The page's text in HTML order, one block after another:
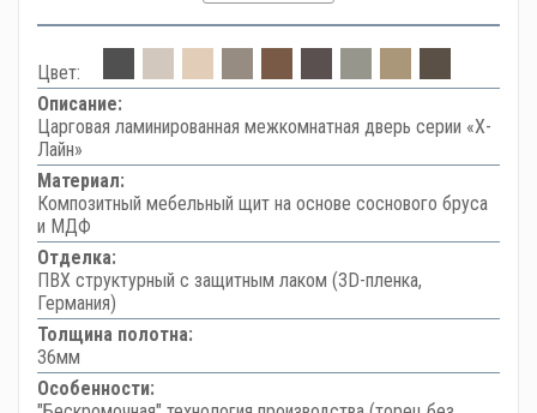
Цвет:
Описание:
Царговая ламинированная межкомнатная дверь серии «Х-
Лайн»
Материал:
Композитный мебельный щит на основе соснового бруса
и МДФ
Отделка:
ПВХ структурный с защитным лаком (3D-пленка,
Германия)
Толщина полотна:
36мм
Особенности: